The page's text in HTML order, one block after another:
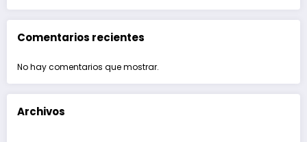
Comentarios recientes
No hay comentarios que mostrar.
Archivos